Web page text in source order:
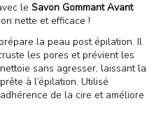
le Savon Gommant Avant
nette et efficace !
la peau post épilation. Il
les pores et prévient les
sans agresser, laissant la
à l’épilation. Utilisé
de la cire et améliore